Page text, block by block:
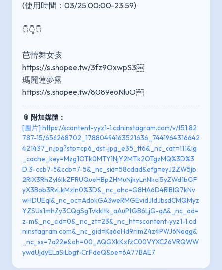
(使用時間：03/25 00:00-23:59)
👇👇👇
芭蕾舞女孩
https://s.shopee.tw/3fz9OxwpS3￼
瑪麗蓮夢露
https://s.shopee.tw/8089eoNluO￼
📎 附加媒體：
[圖片] https://scontent-yyz1-1.cdninstagram.com/v/t51.82
787-15/656268702_17880494163521636_7441964316642
421437_n.jpg?stp=cp6_dst-jpg_e35_tt6&_nc_cat=111&ig
_cache_key=Mzg1OTk0MTY1NjY2MTk2OTgzMQ%3D%3
D.3-ccb7-5&ccb=7-5&_nc_sid=58cdad&efg=eyJ2ZW5jb
2RlX3RhZyI6IkZFRUQueHBpZHMuNjkyLnNkci5yZWd1bGF
yX3Bob3RvLkMzIn0%3D&_nc_ohc=G8HA6D4RlBIQ7kNv
wHDUEqI&_nc_oc=AdokGA3weRMGEvidJIdJbsdCMQMyz
YZSUs1mhZy3CQgSgTvkkItk_aAuPtGB6LjG-qA&_nc_ad=
z-m&_nc_cid=0&_nc_zt=23&_nc_ht=scontent-yyz1-1.cd
ninstagram.com&_nc_gid=Kq6eHd9rimZ4z4PWJ6Neqg&
_nc_ss=7a22e&oh=00_AQGXkKxfzC00VYXCZ6VRQWW
ywdUjdyELaSiLbgf-CrFdeQ&oe=6A77BAE7